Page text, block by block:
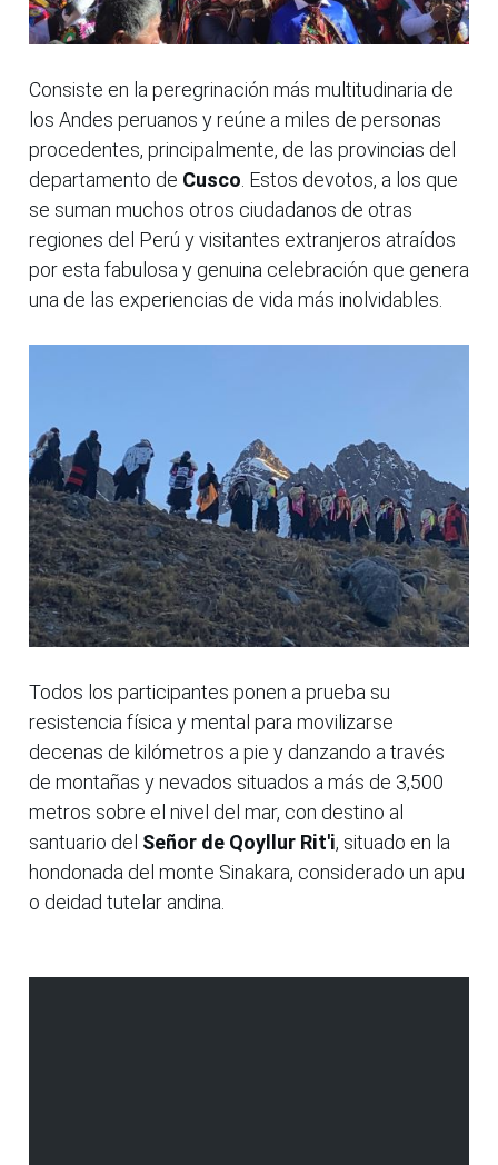
Consiste en la peregrinación más multitudinaria de
los Andes peruanos y reúne a miles de personas
procedentes, principalmente, de las provincias del
departamento de Cusco . Estos devotos, a los que
se suman muchos otros ciudadanos de otras
regiones del Perú y visitantes extranjeros atraídos
por esta fabulosa y genuina celebración que genera
una de las experiencias de vida más inolvidables.
Todos los participantes ponen a prueba su
resistencia física y mental para movilizarse
decenas de kilómetros a pie y danzando a través
de montañas y nevados situados a más de 3,500
metros sobre el nivel del mar, con destino al
santuario del Señor de Qoyllur Rit'i, situado en la
hondonada del monte Sinakara, considerado un apu
o deidad tutelar andina.